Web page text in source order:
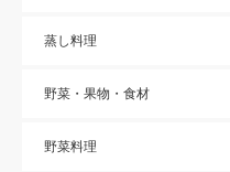
蒸し料理
野菜・果物・食材
野菜料理